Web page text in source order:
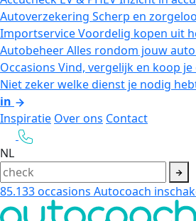
Autoverzekering Scherp en
ImportserviceVoordelig kopen uit
AutobeheerAlles rondom jouw
Occasions Vind, vergelijk en koop
Niet zeker welke dienst je nodig
in
Inspiratie Over ons Contact
NL
85.133occasions Autocoach